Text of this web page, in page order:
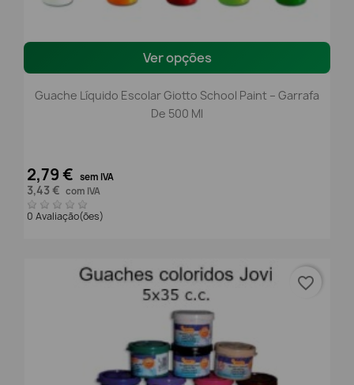
Ver opções
Guache Líquido Escolar Giotto School Paint – Garrafa
De 500 Ml
2,79 € sem IVA
3,43 € com IVA
0 Avaliação(ões)
favorite_border